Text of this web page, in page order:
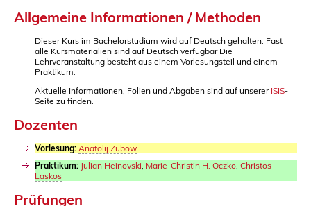
Allgemeine Informationen / Methoden
Dieser Kurs im Bachelorstudium wird auf Deutsch gehalten. Fast
alle Kursmaterialien sind auf Deutsch verfügbar Die
Lehrveranstaltung besteht aus einem Vorlesungsteil und einem
Praktikum.
Aktuelle Informationen, Folien und Abgaben sind auf unserer ISIS-
Seite zu finden.
Dozenten
Vorlesung: Anatolij Zubow
Praktikum: Julian Heinovski, Marie-Christin H. Oczko, Christos
Laskos
Prüfungen